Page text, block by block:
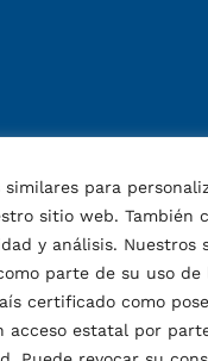
similares para
sitio web.
y análisis.
parte de su uso
certificado como
estatal por